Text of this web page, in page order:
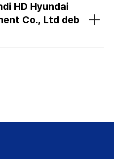
HD Hyundai
Co., Ltd deb